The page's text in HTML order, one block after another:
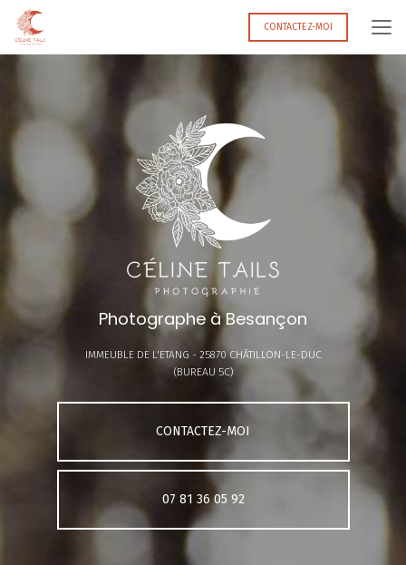
Aller
contenu
CONTACTEZ-MOI
Photographe à Besançon
IMMEUBLE DE L'ETANG - 25870 CHÂTILLON-LE-DUC
(BUREAU 5C)
CONTACTEZ-MOI
07 81 36 05 92